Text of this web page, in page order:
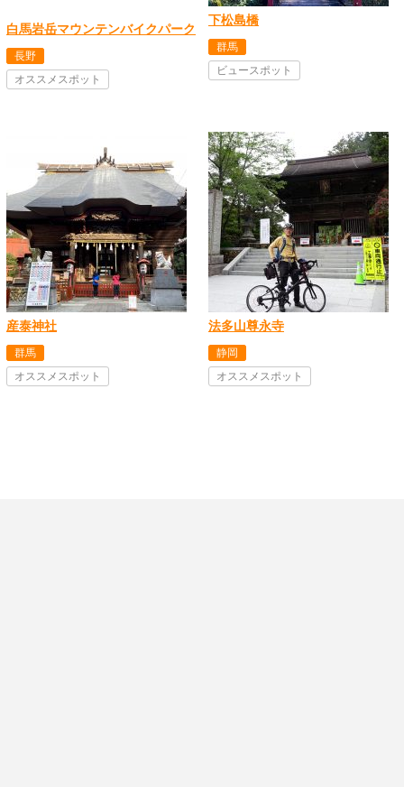
白馬岩岳マウンテンバイクパーク
長野
オススメスポット
下松島橋
群馬
ビュースポット
産泰神社
群馬
オススメスポット
法多山尊永寺
静岡
オススメスポット